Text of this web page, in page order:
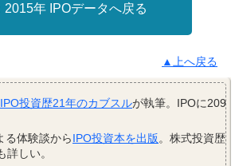
2015年 IPOデータへ戻る
▲上へ戻る
IPO投資歴21年のカブスルが執筆。IPOに209
る体験談からIPO投資本を出版。株式投資歴
しい。